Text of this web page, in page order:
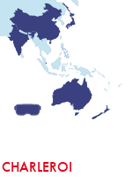
CHARLEROI